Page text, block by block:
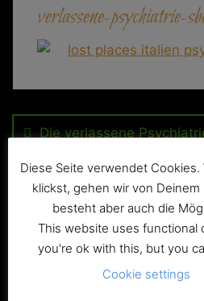
verlassene-psychiatrie-
Die verlassene
Copyright+Impressum
Diese Seite verwendet
klickst, gehen wir von
besteht aber auch die
This website uses functional
you're ok with this, but you
Cookie settings